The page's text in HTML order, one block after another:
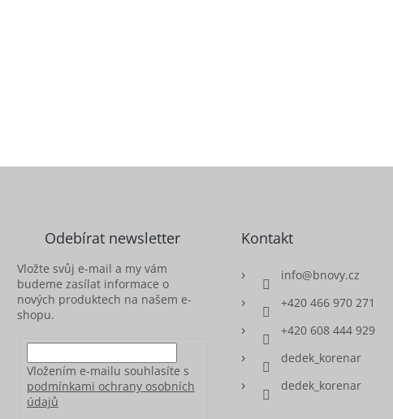
Odebírat newsletter
Vložte svůj e-mail a my vám
budeme zasílat informace o
nových produktech na našem e-
shopu.
Vložením e-mailu souhlasíte s
podmínkami ochrany osobních
údajů
Kontakt
info@bnovy.cz
+420 466 970 271
+420 608 444 929
dedek_korenar
dedek_korenar